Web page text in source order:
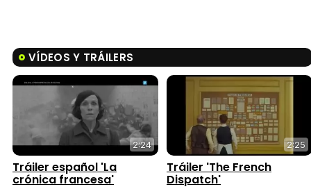
VÍDEOS Y TRÁILERS
2:24
Tráiler español 'La
crónica francesa'
2:25
Tráiler 'The French
Dispatch'